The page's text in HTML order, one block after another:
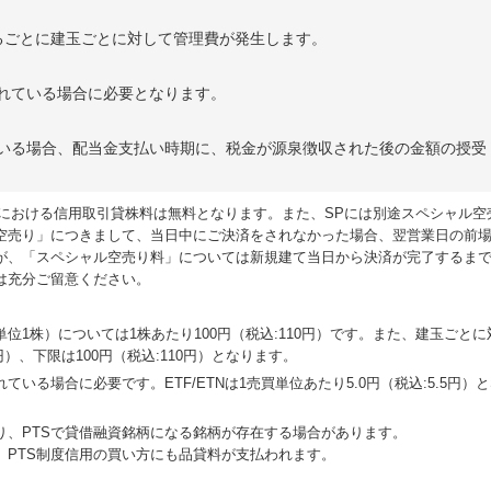
とに建玉ごとに対して管理費が発生します。
いる場合に必要となります。
る場合、配当金支払い時期に、税金が源泉徴収された後の金額の授受
おける信用取引貸株料は無料となります。また、SPには別途スペシャル空
り」につきまして、当日中にご決済をされなかった場合、翌営業日の前
「スペシャル空売り料」については新規建て当日から決済が完了するま
分ご留意ください。
1株）については1株あたり100円（税込:110円）です。また、建玉ごとに
、下限は100円（税込:110円）となります。
いる場合に必要です。ETF/ETNは1売買単位あたり5.0円（税込:5.5円）
PTSで貸借融資銘柄になる銘柄が存在する場合があります。
制度信用の買い方にも品貸料が支払われます。